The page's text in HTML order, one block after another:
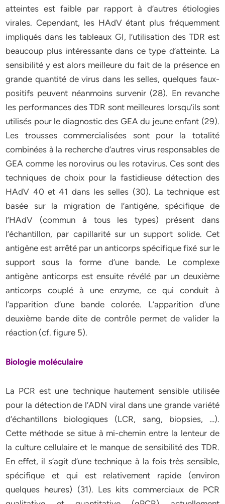
atteintes est faible par rapport à d’autres étiologies
virales. Cependant, les HAdV étant plus fréquemment
impliqués dans les tableaux GI, l’utilisation des TDR est
beaucoup plus intéressante dans ce type d’atteinte. La
sensibilité y est alors meilleure du fait de la présence en
grande quantité de virus dans les selles, quelques faux-
positifs peuvent néanmoins survenir (28). En revanche
les performances des TDR sont meilleures lorsqu’ils sont
utilisés pour le diagnostic des GEA du jeune enfant (29).
Les trousses commercialisées sont pour la totalité
combinées à la recherche d’autres virus responsables de
GEA comme les norovirus ou les rotavirus. Ces sont des
techniques de choix pour la fastidieuse détection des
HAdV 40 et 41 dans les selles (30). La technique est
basée sur la migration de l’antigène, spécifique de
l’HAdV (commun à tous les types) présent dans
l’échantillon, par capillarité sur un support solide. Cet
antigène est arrêté par un anticorps spécifique fixé sur le
support sous la forme d’une bande. Le complexe
antigène anticorps est ensuite révélé par un deuxième
anticorps couplé à une enzyme, ce qui conduit à
l’apparition d’une bande colorée. L’apparition d’une
deuxième bande dite de contrôle permet de valider la
réaction (cf. figure 5).
Biologie moléculaire
La PCR est une technique hautement sensible utilisée
pour la détection de l’ADN viral dans une grande variété
d’échantillons biologiques (LCR, sang, biopsies, …).
Cette méthode se situe à mi-chemin entre la lenteur de
la culture cellulaire et le manque de sensibilité des TDR.
En effet, il s’agit d’une technique à la fois très sensible,
spécifique et qui est relativement rapide (environ
quelques heures) (31). Les kits commerciaux de PCR